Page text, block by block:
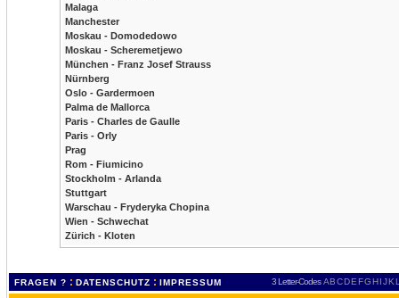
Malaga
Manchester
Moskau - Domodedowo
Moskau - Scheremetjewo
München - Franz Josef Strauss
Nürnberg
Oslo - Gardermoen
Palma de Mallorca
Paris - Charles de Gaulle
Paris - Orly
Prag
Rom - Fiumicino
Stockholm - Arlanda
Stuttgart
Warschau - Fryderyka Chopina
Wien - Schwechat
Zürich - Kloten
FRAGEN ? : DATENSCHUTZ : IMPRESSUM 3 Letter-Codes ABCDEFGH IJKL